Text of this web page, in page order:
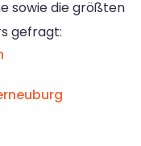
sowie die größten
gefragt: